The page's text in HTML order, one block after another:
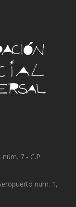
7 - C.P.
num. 1,